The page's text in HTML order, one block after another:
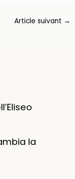
Article suivant →
la